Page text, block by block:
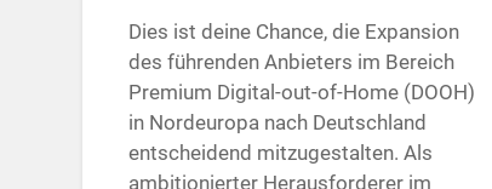
Dies ist deine Chance, die Expansion
des führenden Anbieters im Bereich
Premium Digital-out-of-Home (DOOH)
in Nordeuropa nach Deutschland
entscheidend mitzugestalten. Als
ambitionierter Herausforderer im